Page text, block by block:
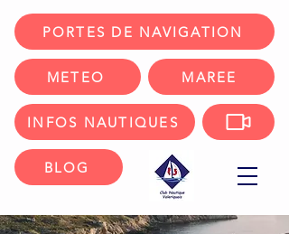
MAREE
PORTES DE NAVIGATION
METEO
INFOS NAUTIQUES
BLOG